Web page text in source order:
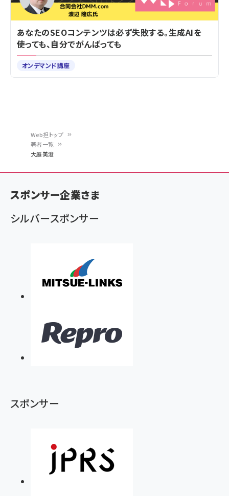
ン
く
ず
Web担トップ
著者一覧
大庭美澄
あなたのSEOコンテンツは必ず失敗する。生成AIを
使っても、自分でがんばっても
オンデマンド講座
スポンサー企業さま
シルバースポンサー
スポンサー